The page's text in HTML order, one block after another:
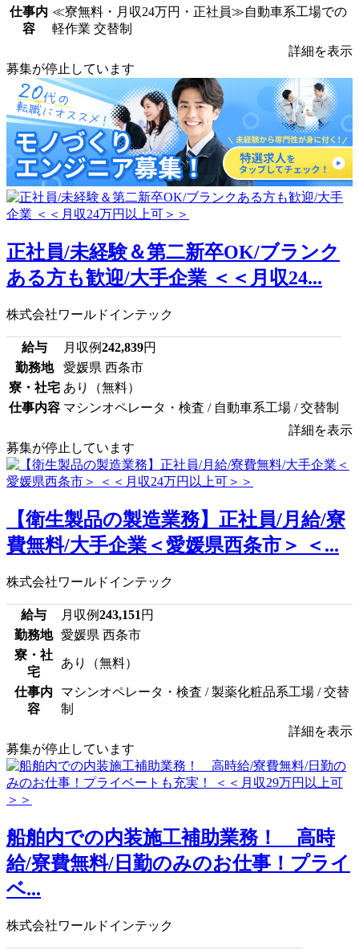
仕事内
容
≪寮無料・月収24万円・正社員≫自動車系工場での
軽作業 交替制
詳細を表示
募集が停止しています
正社員/未経験＆第二新卒OK/ブランク
ある方も歓迎/大手企業 ＜＜月収24...
株式会社ワールドインテック
給与 月収例242,839円
勤務地
愛媛県 西条市
寮・社宅 あり（無料）
仕事内容 マシンオペレータ・検査 / 自動車系工場 / 交替制
詳細を表示
募集が停止しています
【衛生製品の製造業務】正社員/月給/寮
費無料/大手企業＜愛媛県西条市＞ ＜...
株式会社ワールドインテック
給与 月収例243,151 円
勤務地
愛媛県 西条市
寮・社
宅
あり（無料）
仕事内
容
マシンオペレータ・検査 / 製薬化粧品系工場 / 交替
制
詳細を表示
募集が停止しています
船舶内での内装施工補助業務！ 高時
給/寮費無料/日勤のみのお仕事！プライ
ベ...
株式会社ワールドインテック